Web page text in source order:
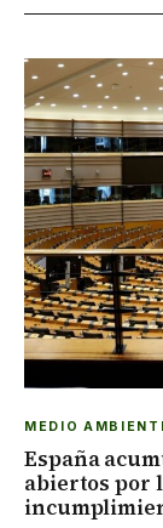
MEDIO
España
abiertos por